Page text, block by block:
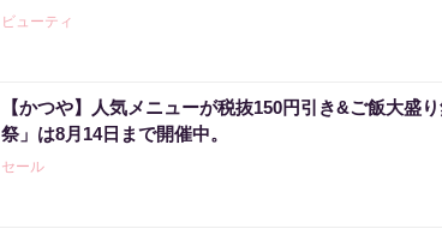
ビューティ
【かつや】人気メニューが税抜150円引き&ご飯大盛
祭」は8月14日まで開催中。
セール